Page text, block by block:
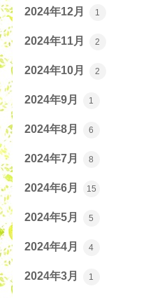
2024年12月 1
2024年11月 2
2024年10月 2
2024年9月 1
2024年8月 6
2024年7月 8
2024年6月 15
2024年5月 5
2024年4月 4
2024年3月 1